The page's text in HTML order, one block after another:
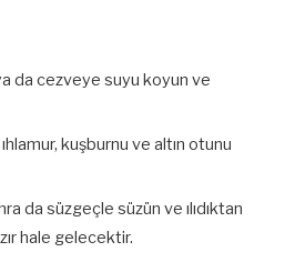
da cezveye suyu koyun ve
kuşburnu ve altın otunu
da süzgeçle süzün ve ılıdıktan
hale gelecektir.